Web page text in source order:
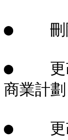
●    刪
●    更
商業計
●    更改